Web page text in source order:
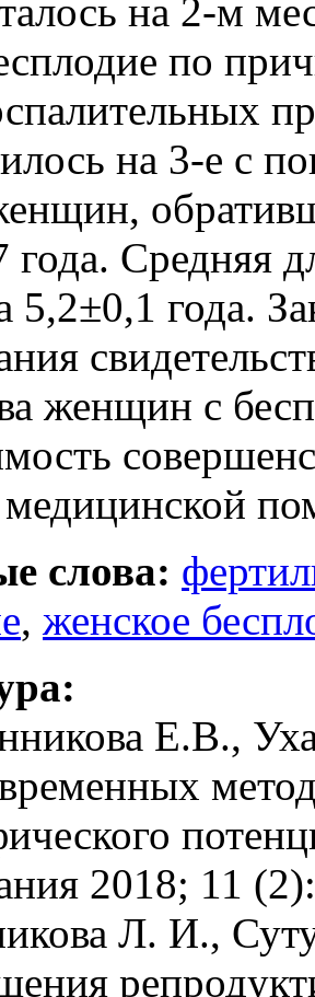
на 2-м
по
на 3-е с
года. Средняя
5,2±0,1 года.
женщин с
медицинской
слова:
, женское
E.B.,
2018; 11
Л. И.,